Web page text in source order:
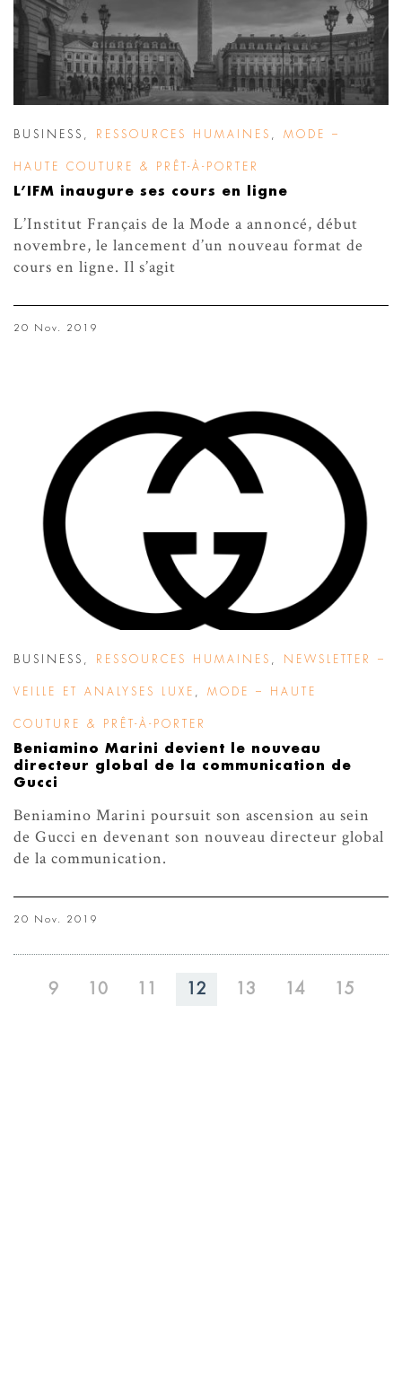
BUSINESS RESSOURCES HUMAINES MODE –
HAUTE COUTURE & PRÊT-À-PORTER
L’IFM inaugure ses cours en ligne
L’Institut Français de la Mode a annoncé, début
novembre, le lancement d’un nouveau format de
cours en ligne. Il s’agit
20 Nov. 2019
BUSINESS RESSOURCES HUMAINES NEWSLETTER –
VEILLE ET ANALYSES LUXE MODE – HAUTE
COUTURE & PRÊT-À-PORTER
Beniamino Marini devient le nouveau
directeur global de la communication de
Gucci
Beniamino Marini poursuit son ascension au sein
de Gucci en devenant son nouveau directeur global
de la communication.
20 Nov. 2019
9 10 11 12 13 14 15